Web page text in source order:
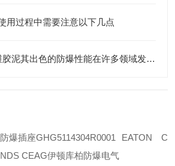
用过程中需要注意以下几点
CHICO 防爆粉纤维胶泥其出色的防爆性能在许多领域发挥着重要的作用
EATON C
CEAG伊顿库柏防爆电气